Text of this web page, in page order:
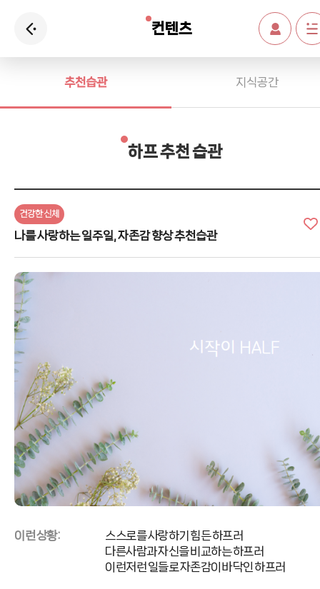
컨텐츠
추천습관 지식공간
하프 추천 습관
건강한 신체
나를 사랑하는 일주일, 자존감 향상 추천습관
이런 상황:
스스로를 사랑하기 힘든 하프러
다른사람과 자신을 비교하는 하프러
이런저런 일들로 자존감이 바닥인 하프러